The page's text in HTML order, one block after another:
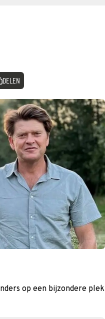
DELEN
op een bijzondere plek